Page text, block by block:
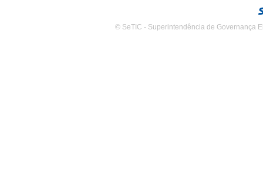
© SeTIC - Superintendência de Governança